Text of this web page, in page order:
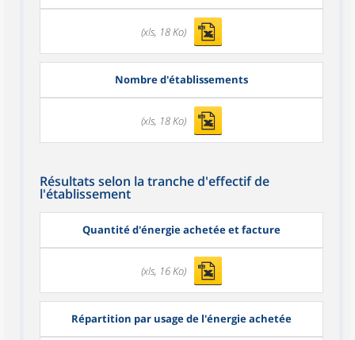
(xls, 18 Ko)
Nombre d'établissements
(xls, 18 Ko)
Résultats selon la tranche d'effectif de
l'établissement
Quantité d'énergie achetée et facture
(xls, 16 Ko)
Répartition par usage de l'énergie achetée